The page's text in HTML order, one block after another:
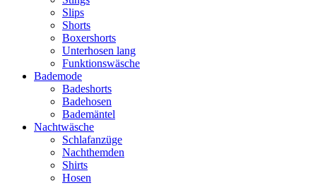
Slips
Shorts
Boxershorts
Unterhosen lang
Funktionswäsche
Bademode
Badeshorts
Badehosen
Bademäntel
Nachtwäsche
Schlafanzüge
Nachthemden
Shirts
Hosen